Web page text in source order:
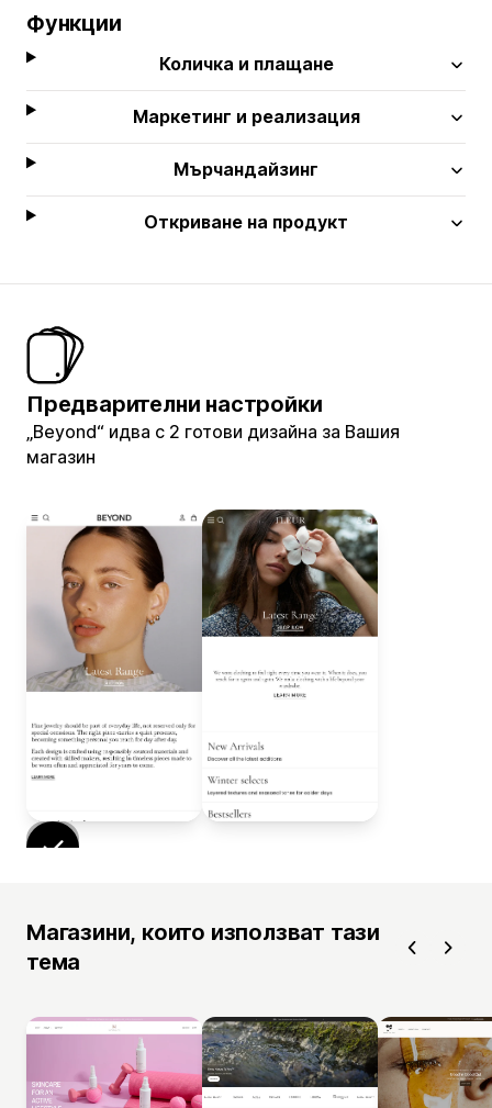
Функции
Количка и плащане
Маркетинг и реализация
Мърчандайзинг
Откриване на продукт
Предварителни настройки
„Beyond“ идва с 2 готови дизайна за Вашия
магазин
Магазини, които използват тази
тема